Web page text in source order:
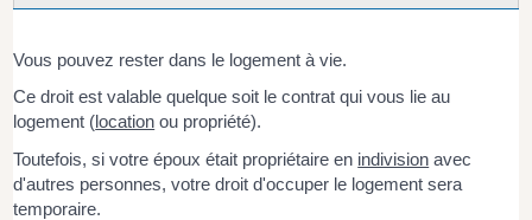
Vous pouvez rester dans le logement à vie.
Ce droit est valable quelque soit le contrat qui vous lie au
logement (location ou propriété).
Toutefois, si votre époux était propriétaire en indivision avec
d'autres personnes, votre droit d'occuper le logement sera
temporaire.